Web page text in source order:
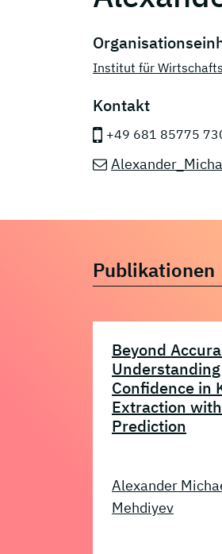
Institut für
Kontakt
+49 681 85775
Publikationen
Beyond
Confidence in
Extraction
Prediction
Alexander
Mehdiyev